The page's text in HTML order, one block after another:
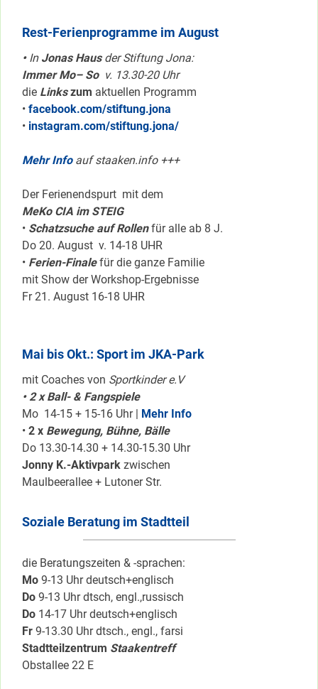
Rest-Ferienprogramme im August
•InJonas Hausder Stiftung Jona:
Immer Mo– So v. 13.30-20 Uhr
die Linkszum aktuellen Programm
• facebook.com/stiftung.jona
• instagram.com/stiftung.jona/
Mehr Infoauf staaken.info +++
Der Ferienendspurt mit dem
MeKo CIA im STEIG
• Schatzsuche auf Rollenfür alle ab 8 J.
Do 20. August v. 14-18 UHR
• Ferien-Finalefür die ganze Familie
mit Show der Workshop-Ergebnisse
Fr 21. August 16-18 UHR
Mai bis Okt.: Sport im JKA-Park
mit Coaches von Sportkinder e.V
• 2 x Ball- & Fangspiele
Mo 14-15 + 15-16 Uhr | Mehr Info
• 2 x Bewegung, Bühne, Bälle
Do 13.30-14.30 + 14.30-15.30 Uhr
Jonny K.-Aktivpark zwischen
Maulbeerallee + Lutoner Str.
Soziale Beratung im Stadtteil
die Beratungszeiten & -sprachen:
Mo 9-13 Uhr deutsch+englisch
Do 9-13 Uhr dtsch, engl.,russisch
Do 14-17 Uhr deutsch+englisch
Fr 9-13.30 Uhr dtsch., engl., farsi
Stadtteilzentrum Staakentreff
Obstallee 22 E